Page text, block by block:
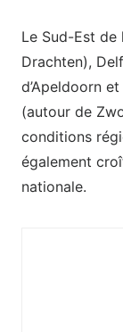
Le Sud-Est de
Drachten),
d’Apeldoorn
(autour de
conditions
également
nationale.